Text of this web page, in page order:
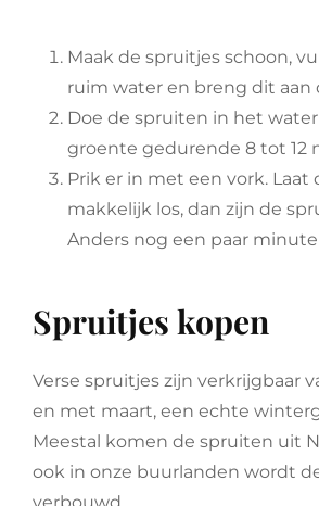
Maak de spruitjes schoon,
ruim water en breng dit aan
Doe de spruiten in het
groente gedurende 8 tot 12
Prik er in met een vork. Laat
makkelijk los, dan zijn de
Anders nog een paar
Spruitjes kopen
Verse spruitjes zijn verkrijgbaar
en met maart, een echte
Meestal komen de spruiten uit
ook in onze buurlanden wordt